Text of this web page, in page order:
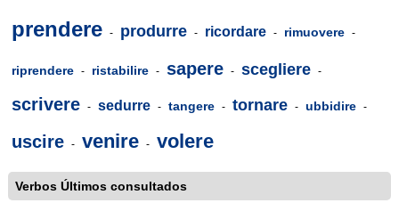
prendere - produrre - ricordare - rimuovere -
riprendere - ristabilire - sapere - scegliere -
scrivere - sedurre - tangere - tornare - ubbidire -
uscire - venire - volere
Verbos Últimos consultados